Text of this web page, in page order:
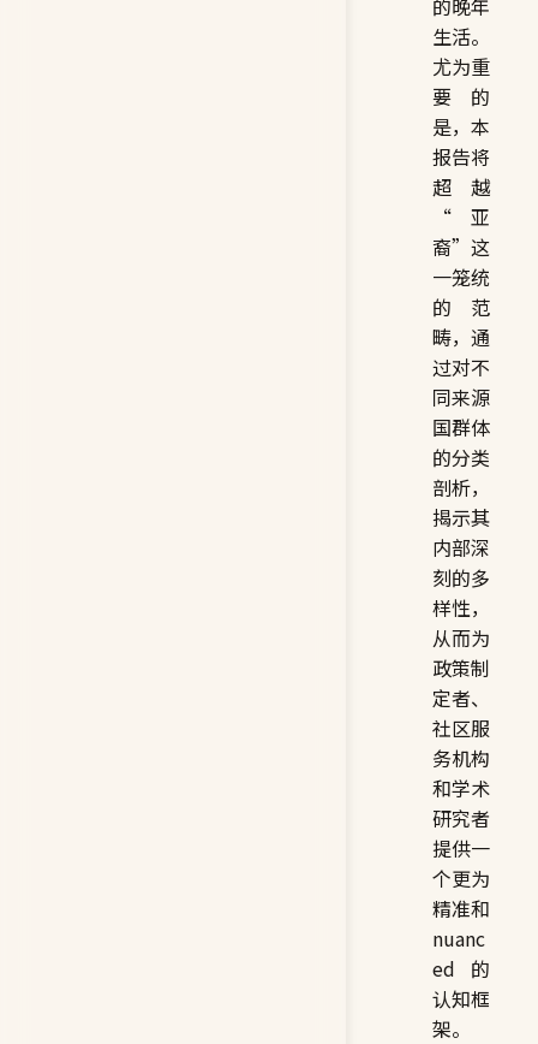
生活。
尤为重
要的
是，本
报告将
超越
“亚
裔”这
一笼统
的范
畴，通
过对不
同来源
国群体
的分类
剖析，
揭示其
内部深
刻的多
样性，
从而为
政策制
定者、
社区服
务机构
和学术
研究者
提供一
个更为
精准和
nuanc
ed 的
认知框
架。